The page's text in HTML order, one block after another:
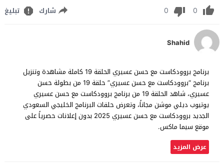
0
0 شارك تبليغ
Shahid
برنامج بروودكاست مع حسن عسيري الحلقة 19 كاملة مشاهدة وتنزيل
برنامج “بروودكاست مع حسن عسيري” حلقة 19 من بطولة حسن
عسيري، شاهد الحلقة 19 من برنامج بروودكاست مع حسن عسيري
يوتيوب ديلي موشن مجاناً، وتعرض حلقات البرنامج الخليجي السعودي
الجديد بروودكاست مع حسن عسيري 2025 بدون إعلانات حصرياً على
موقع سيما ماكس.
عرض المزيد